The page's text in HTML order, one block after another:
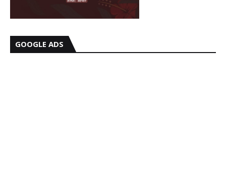
GOOGLE ADS